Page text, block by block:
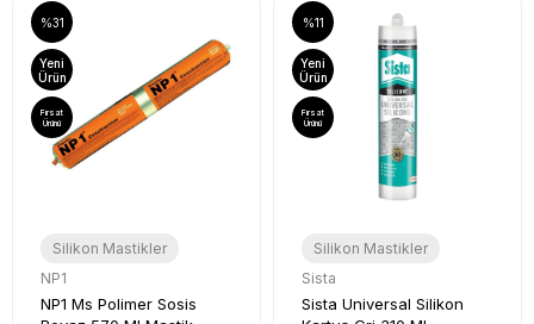
Silikon Mastikler
NP1
NP1 Ms Polimer Sosis
%31
Yeni
Ürün
Fırsat
Ürünü
Silikon Mastikler
Sista
Sista Universal Silikon
%11
Yeni
Ürün
Fırsat
Ürünü